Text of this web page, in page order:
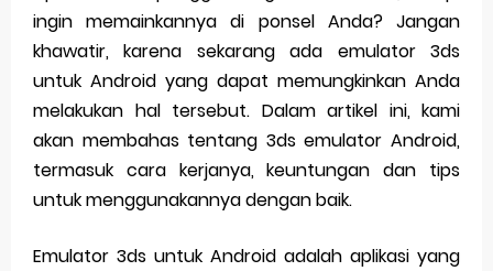
Thursday, 6 August
ingin memainkannya di ponsel Anda? Jangan
khawatir, karena sekarang ada emulator 3ds
untuk Android yang dapat memungkinkan Anda
melakukan hal tersebut. Dalam artikel ini, kami
akan membahas tentang 3ds emulator Android,
termasuk cara kerjanya, keuntungan dan tips
untuk menggunakannya dengan baik.
Emulator 3ds untuk Android adalah aplikasi yang